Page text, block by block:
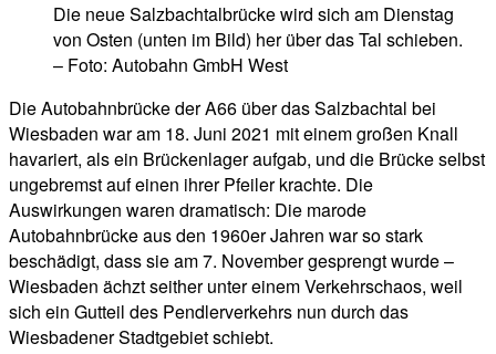
Die neue Salzbachtalbrücke wird sich am Dienstag
von Osten (unten im Bild) her über das Tal schieben.
– Foto: Autobahn GmbH West
Die Autobahnbrücke der A66 über das Salzbachtal bei
Wiesbaden war am 18. Juni 2021 mit einem großen Knall
havariert, als ein Brückenlager aufgab, und die Brücke selbst
ungebremst auf einen ihrer Pfeiler krachte. Die
Auswirkungen waren dramatisch: Die marode
Autobahnbrücke aus den 1960er Jahren war so stark
beschädigt, dass sie am 7. November gesprengt wurde –
Wiesbaden ächzt seither unter einem Verkehrschaos, weil
sich ein Gutteil des Pendlerverkehrs nun durch das
Wiesbadener Stadtgebiet schiebt.